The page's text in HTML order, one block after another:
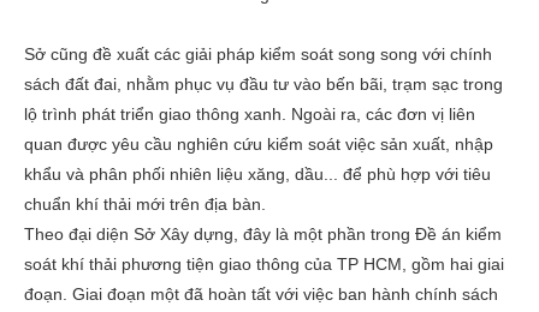
Sở cũng đề xuất các giải pháp kiểm soát song song với chính
sách đất đai, nhằm phục vụ đầu tư vào bến bãi, trạm sạc trong
lộ trình phát triển giao thông xanh. Ngoài ra, các đơn vị liên
quan được yêu cầu nghiên cứu kiểm soát việc sản xuất, nhập
khẩu và phân phối nhiên liệu xăng, dầu... để phù hợp với tiêu
chuẩn khí thải mới trên địa bàn.
Theo đại diện Sở Xây dựng, đây là một phần trong Đề án kiểm
soát khí thải phương tiện giao thông của TP HCM, gồm hai giai
đoạn. Giai đoạn một đã hoàn tất với việc ban hành chính sách